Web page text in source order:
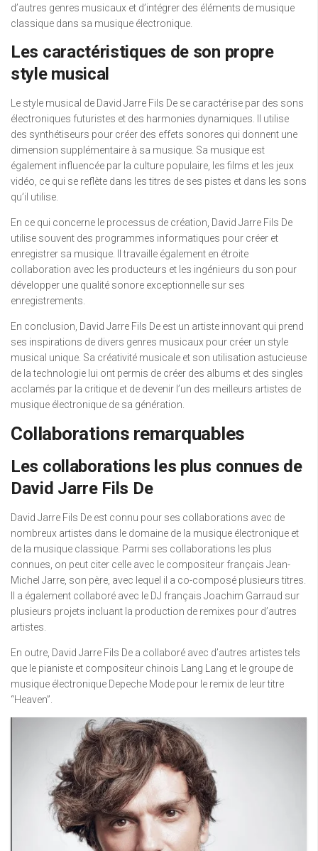
d’autres genres musicaux et d’intégrer des éléments de musique
classique dans sa musique électronique.
Les caractéristiques de son propre
style musical
Le style musical de David Jarre Fils De se caractérise par des sons
électroniques futuristes et des harmonies dynamiques. Il utilise
des synthétiseurs pour créer des effets sonores qui donnent une
dimension supplémentaire à sa musique. Sa musique est
également influencée par la culture populaire, les films et les jeux
vidéo, ce qui se reflète dans les titres de ses pistes et dans les sons
qu’il utilise.
En ce qui concerne le processus de création, David Jarre Fils De
utilise souvent des programmes informatiques pour créer et
enregistrer sa musique. Il travaille également en étroite
collaboration avec les producteurs et les ingénieurs du son pour
développer une qualité sonore exceptionnelle sur ses
enregistrements.
En conclusion, David Jarre Fils De est un artiste innovant qui prend
ses inspirations de divers genres musicaux pour créer un style
musical unique. Sa créativité musicale et son utilisation astucieuse
de la technologie lui ont permis de créer des albums et des singles
acclamés par la critique et de devenir l’un des meilleurs artistes de
musique électronique de sa génération.
Collaborations remarquables
Les collaborations les plus connues de
David Jarre Fils De
David Jarre Fils De est connu pour ses collaborations avec de
nombreux artistes dans le domaine de la musique électronique et
de la musique classique. Parmi ses collaborations les plus
connues, on peut citer celle avec le compositeur français Jean-
Michel Jarre, son père, avec lequel il a co-composé plusieurs titres.
Il a également collaboré avec le DJ français Joachim Garraud sur
plusieurs projets incluant la production de remixes pour d’autres
artistes.
En outre, David Jarre Fils De a collaboré avec d’autres artistes tels
que le pianiste et compositeur chinois Lang Lang et le groupe de
musique électronique Depeche Mode pour le remix de leur titre
“Heaven”.